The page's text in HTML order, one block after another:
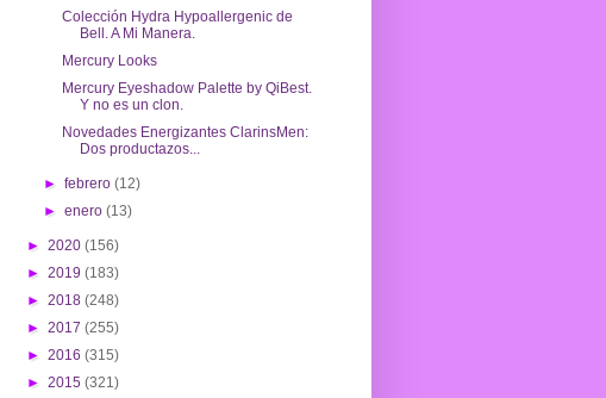
Colección Hydra Hypoallergenic de
Bell. A Mi Manera.
Mercury Looks
Mercury Eyeshadow Palette by QiBest.
Y no es un clon.
Novedades Energizantes ClarinsMen:
Dos productazos...
►febrero(12)
►enero(13)
► 2020 (156)
► 2019 (183)
► 2018 (248)
► 2017 (255)
► 2016 (315)
► 2015 (321)